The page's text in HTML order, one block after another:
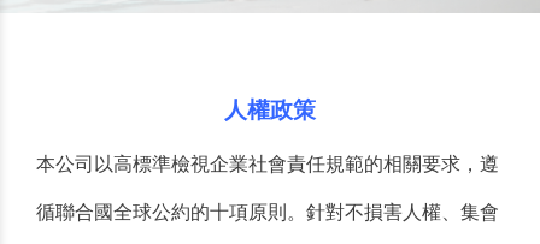
人權政策
本公司以高標準檢視企業社會責任規範的相關要求，遵
循聯合國全球公約的十項原則。針對不損害人權、集會